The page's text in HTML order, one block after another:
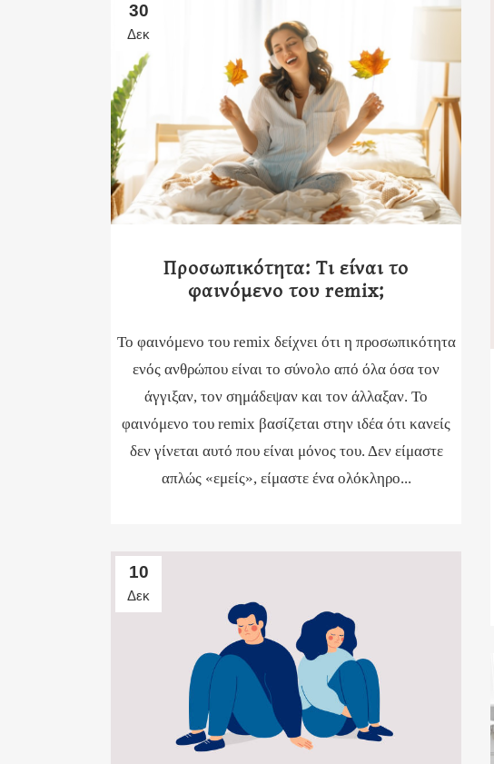
30
Δεκ
Προσωπικότητα: Τι είναι το
φαινόμενο του remix;
Το φαινόμενο του remix δείχνει ότι η προσωπικότητα
ενός ανθρώπου είναι το σύνολο από όλα όσα τον
άγγιξαν, τον σημάδεψαν και τον άλλαξαν. Το
φαινόμενο του remix βασίζεται στην ιδέα ότι κανείς
δεν γίνεται αυτό που είναι μόνος του. Δεν είμαστε
απλώς «εμείς», είμαστε ένα ολόκληρο...
10
Δεκ